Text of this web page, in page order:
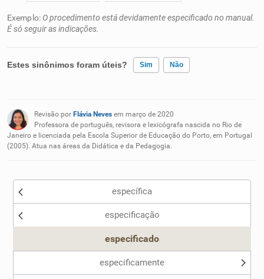
Exemplo: O procedimento está devidamente especificado no manual.
É só seguir as indicações.
Estes sinônimos foram úteis? Sim Não
Nenhum dos sinônimos apresentados me ajudou
Outro
Revisão por Flávia Neves em março de 2020
Professora de português, revisora e lexicógrafa nascida no Rio de
Janeiro e licenciada pela Escola Superior de Educação do Porto, em Portugal
(2005). Atua nas áreas da Didática e da Pedagogia.
específica
especificação
especificado
especificamente